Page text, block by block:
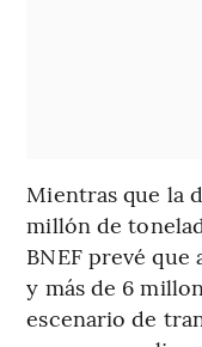
Mientras que la
millón de
BNEF prevé
y más de 6
escenario de